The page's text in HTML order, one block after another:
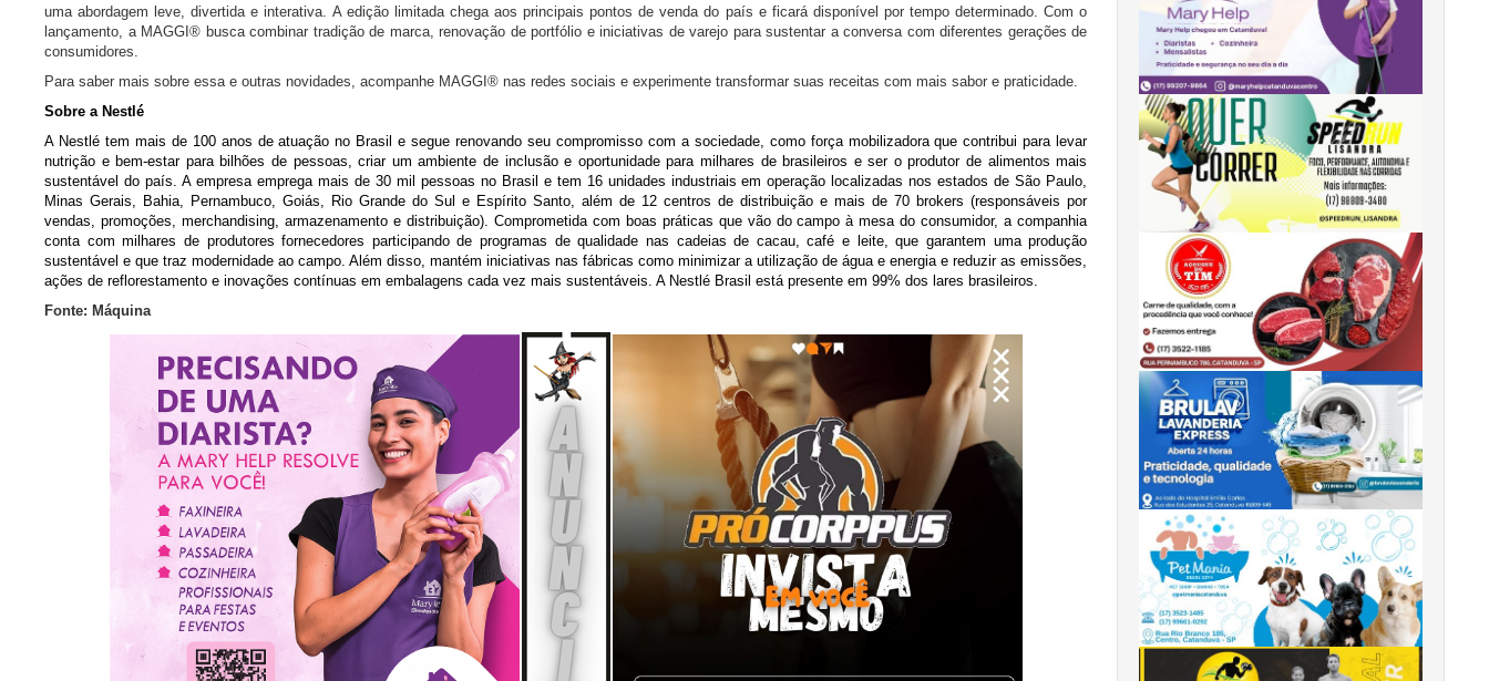
uma abordagem leve, divertida e interativa. A edição limitada chega aos principais pontos de venda do país e ficará disponível por tempo determinado. Com o
lançamento, a MAGGI® busca combinar tradição de marca, renovação de portfólio e iniciativas de varejo para sustentar a conversa com diferentes gerações de
consumidores.
Para saber mais sobre essa e outras novidades, acompanhe MAGGI® nas redes sociais e experimente transformar suas receitas com mais sabor e praticidade.
Sobre a Nestlé
A Nestlé tem mais de 100 anos de atuação no Brasil e segue renovando seu compromisso com a sociedade, como força mobilizadora que contribui para levar
nutrição e bem-estar para bilhões de pessoas, criar um ambiente de inclusão e oportunidade para milhares de brasileiros e ser o produtor de alimentos mais
sustentável do país. A empresa emprega mais de 30 mil pessoas no Brasil e tem 16 unidades industriais em operação localizadas nos estados de São Paulo,
Minas Gerais, Bahia, Pernambuco, Goiás, Rio Grande do Sul e Espírito Santo, além de 12 centros de distribuição e mais de 70 brokers (responsáveis por
vendas, promoções, merchandising, armazenamento e distribuição). Comprometida com boas práticas que vão do campo à mesa do consumidor, a companhia
conta com milhares de produtores fornecedores participando de programas de qualidade nas cadeias de cacau, café e leite, que garantem uma produção
sustentável e que traz modernidade ao campo. Além disso, mantém iniciativas nas fábricas como minimizar a utilização de água e energia e reduzir as emissões,
ações de reflorestamento e inovações contínuas em embalagens cada vez mais sustentáveis. A Nestlé Brasil está presente em 99% dos lares brasileiros.
Fonte: Máquina